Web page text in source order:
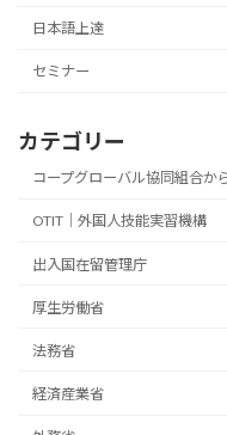
日本語上達
セミナー
カテゴリー
コープグローバル協同組合か
OTIT｜外国人技能実習機構
出入国在留管理庁
厚生労働省
法務省
経済産業省